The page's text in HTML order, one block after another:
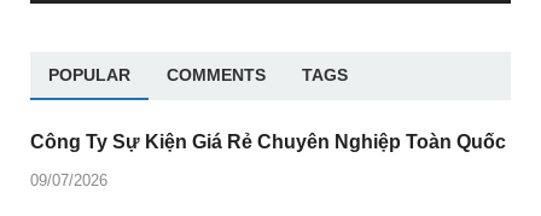
POPULAR COMMENTS TAGS
Công Ty Sự Kiện Giá Rẻ Chuyên Nghiệp Toàn Quốc
09/07/2026